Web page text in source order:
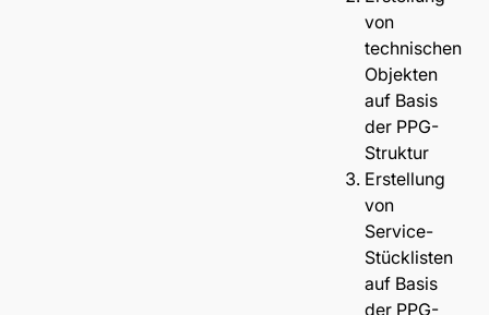
von
technischen
Objekten
auf Basis
der PPG-
Struktur
Erstellung
von
Service-
Stücklisten
auf Basis
der PPG-